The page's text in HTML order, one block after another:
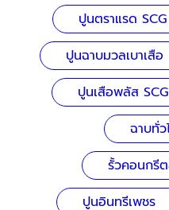
ปูนตราแรด
ปูนฉาบมวลเบาเสือ
ปูนเสือพลัส
ฉาบทั่
รั้วคอนกรีต
ปูนอินทรีเพชร